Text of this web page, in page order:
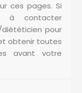
ces pages. Si
à contacter
pour
obtenir toutes
avant votre